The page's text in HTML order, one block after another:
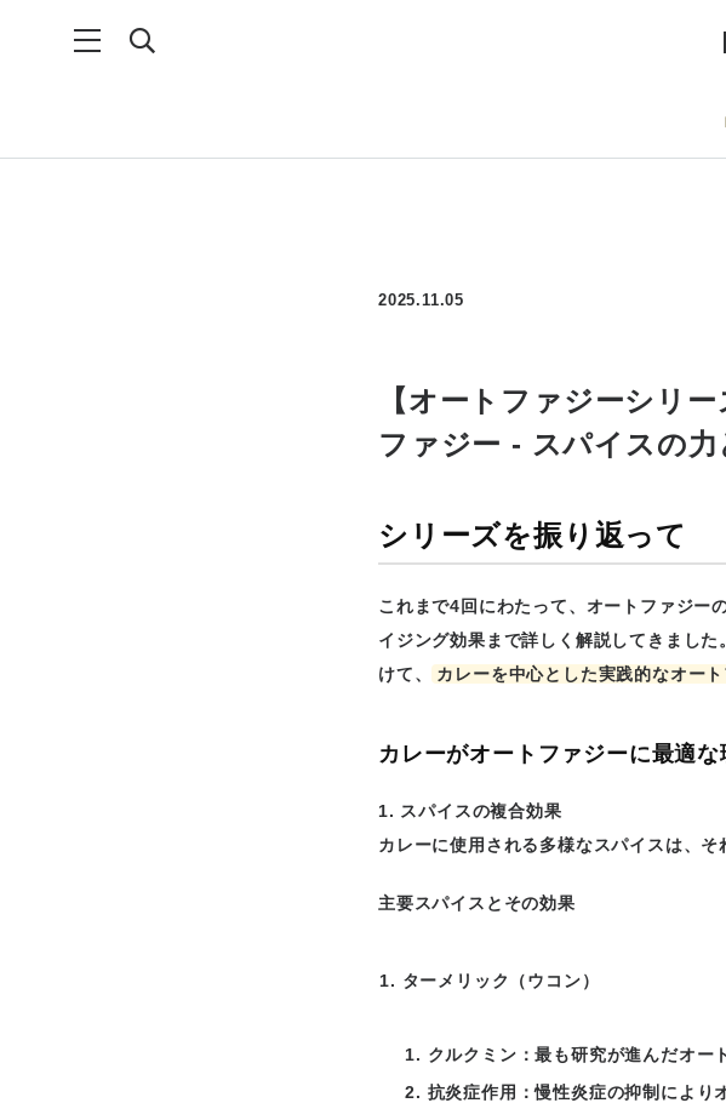
2025.11.05
【オートファジーシリ
ファジー - スパイスの
シリーズを振り返って
これまで4回にわたって、オートファジー
イジング効果まで詳しく解説してきまし
けて、
カレーを中心とした実践的なオー
カレーがオートファジーに最適な
1. スパイスの複合効果
カレーに使用される多様なスパイスは、
主要スパイスとその効果
ターメリック（ウコン）
クルクミン：最も研究が進んだオー
抗炎症作用：慢性炎症の抑制により